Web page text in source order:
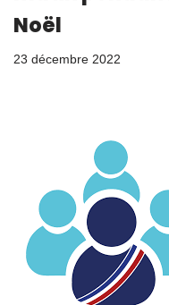
Noël
23 décembre 2022